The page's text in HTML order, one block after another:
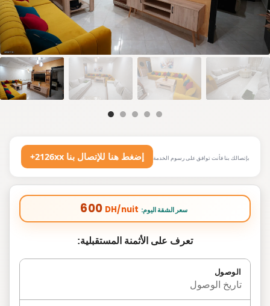
+2126xx إضغط هنا للإتصال بنا بإتصالك بنا فأنت توافق على رسوم الخدمة
600 DH/nuit :سعر الشقة اليوم
تعرف على الأثمنة المستقبلية:
الوصول
تاريخ الوصول